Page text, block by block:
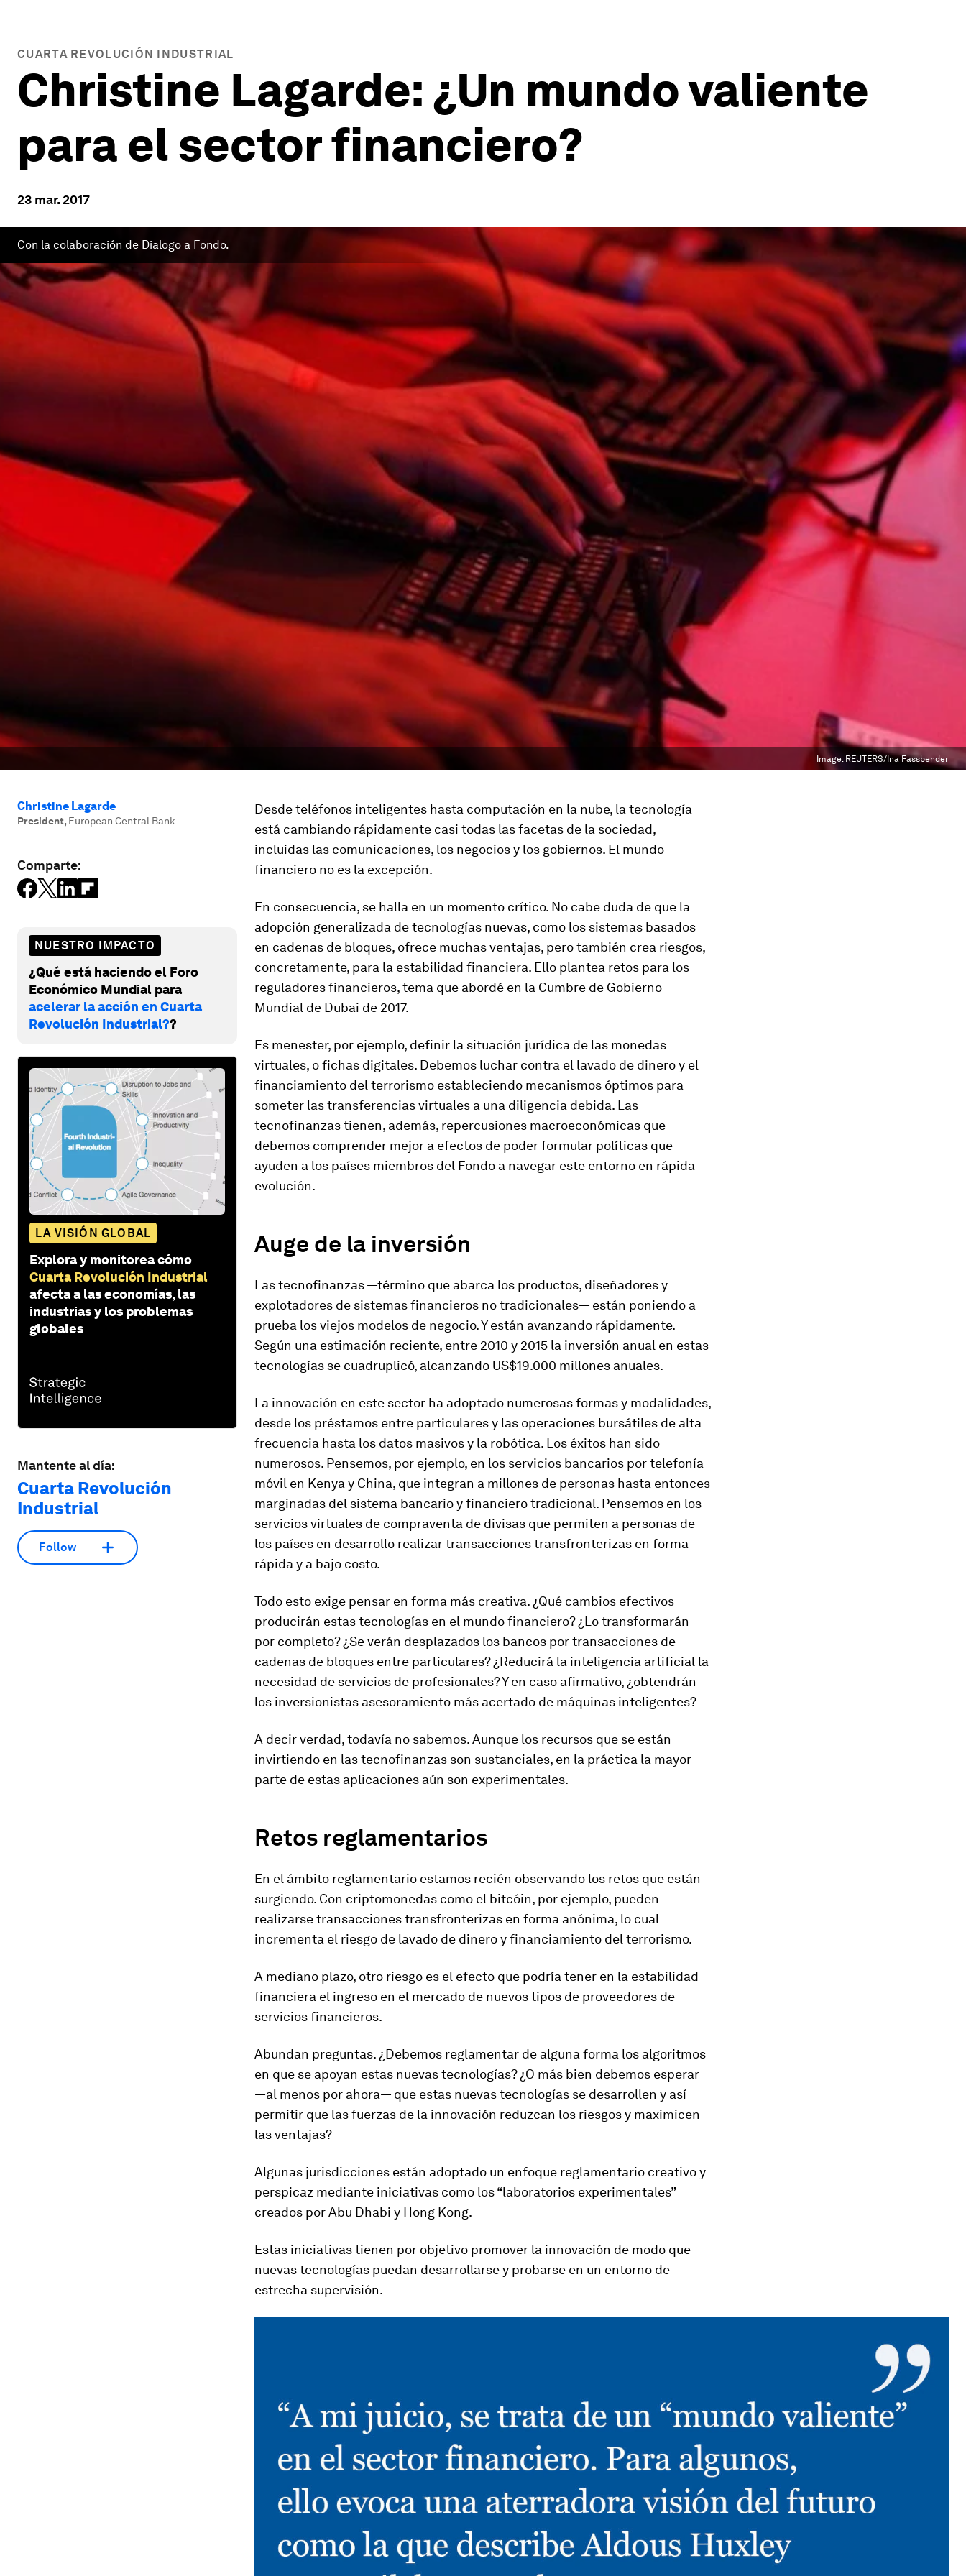
CUARTA REVOLUCIÓN INDUSTRIAL
Christine Lagarde: ¿Un mundo valiente
para el sector financiero?
23 mar. 2017
Con la colaboración de Dialogo a Fondo.
Image: REUTERS/Ina Fassbender
Christine Lagarde
President, European Central Bank
Comparte:
NUESTRO IMPACTO
¿Qué está haciendo el Foro
Económico Mundial para
acelerar la acción en Cuarta
Revolución Industrial??
LA VISIÓN GLOBAL
Explora y monitorea cómo
Cuarta Revolución Industrial
afecta a las economías, las
industrias y los problemas
globales
Mantente al día:
Cuarta Revolución
Industrial
Follow
Desde teléfonos inteligentes hasta computación en la nube, la tecnología
está cambiando rápidamente casi todas las facetas de la sociedad,
incluidas las comunicaciones, los negocios y los gobiernos. El mundo
financiero no es la excepción.
En consecuencia, se halla en un momento crítico. No cabe duda de que la
adopción generalizada de tecnologías nuevas, como los sistemas basados
en cadenas de bloques, ofrece muchas ventajas, pero también crea riesgos,
concretamente, para la estabilidad financiera. Ello plantea retos para los
reguladores financieros, tema que abordé en la Cumbre de Gobierno
Mundial de Dubai de 2017.
Es menester, por ejemplo, definir la situación jurídica de las monedas
virtuales, o fichas digitales. Debemos luchar contra el lavado de dinero y el
financiamiento del terrorismo estableciendo mecanismos óptimos para
someter las transferencias virtuales a una diligencia debida. Las
tecnofinanzas tienen, además, repercusiones macroeconómicas que
debemos comprender mejor a efectos de poder formular políticas que
ayuden a los países miembros del Fondo a navegar este entorno en rápida
evolución.
Auge de la inversión
Las tecnofinanzas —término que abarca los productos, diseñadores y
explotadores de sistemas financieros no tradicionales— están poniendo a
prueba los viejos modelos de negocio. Y están avanzando rápidamente.
Según una estimación reciente, entre 2010 y 2015 la inversión anual en estas
tecnologías se cuadruplicó, alcanzando US$19.000 millones anuales.
La innovación en este sector ha adoptado numerosas formas y modalidades,
desde los préstamos entre particulares y las operaciones bursátiles de alta
frecuencia hasta los datos masivos y la robótica. Los éxitos han sido
numerosos. Pensemos, por ejemplo, en los servicios bancarios por telefonía
móvil en Kenya y China, que integran a millones de personas hasta entonces
marginadas del sistema bancario y financiero tradicional. Pensemos en los
servicios virtuales de compraventa de divisas que permiten a personas de
los países en desarrollo realizar transacciones transfronterizas en forma
rápida y a bajo costo.
Todo esto exige pensar en forma más creativa. ¿Qué cambios efectivos
producirán estas tecnologías en el mundo financiero? ¿Lo transformarán
por completo? ¿Se verán desplazados los bancos por transacciones de
cadenas de bloques entre particulares? ¿Reducirá la inteligencia artificial la
necesidad de servicios de profesionales? Y en caso afirmativo, ¿obtendrán
los inversionistas asesoramiento más acertado de máquinas inteligentes?
A decir verdad, todavía no sabemos. Aunque los recursos que se están
invirtiendo en las tecnofinanzas son sustanciales, en la práctica la mayor
parte de estas aplicaciones aún son experimentales.
Retos reglamentarios
En el ámbito reglamentario estamos recién observando los retos que están
surgiendo. Con criptomonedas como el bitcóin, por ejemplo, pueden
realizarse transacciones transfronterizas en forma anónima, lo cual
incrementa el riesgo de lavado de dinero y financiamiento del terrorismo.
A mediano plazo, otro riesgo es el efecto que podría tener en la estabilidad
financiera el ingreso en el mercado de nuevos tipos de proveedores de
servicios financieros.
Abundan preguntas. ¿Debemos reglamentar de alguna forma los algoritmos
en que se apoyan estas nuevas tecnologías? ¿O más bien debemos esperar
—al menos por ahora— que estas nuevas tecnologías se desarrollen y así
permitir que las fuerzas de la innovación reduzcan los riesgos y maximicen
las ventajas?
Algunas jurisdicciones están adoptado un enfoque reglamentario creativo y
perspicaz mediante iniciativas como los “laboratorios experimentales”
creados por Abu Dhabi y Hong Kong.
Estas iniciativas tienen por objetivo promover la innovación de modo que
nuevas tecnologías puedan desarrollarse y probarse en un entorno de
estrecha supervisión.